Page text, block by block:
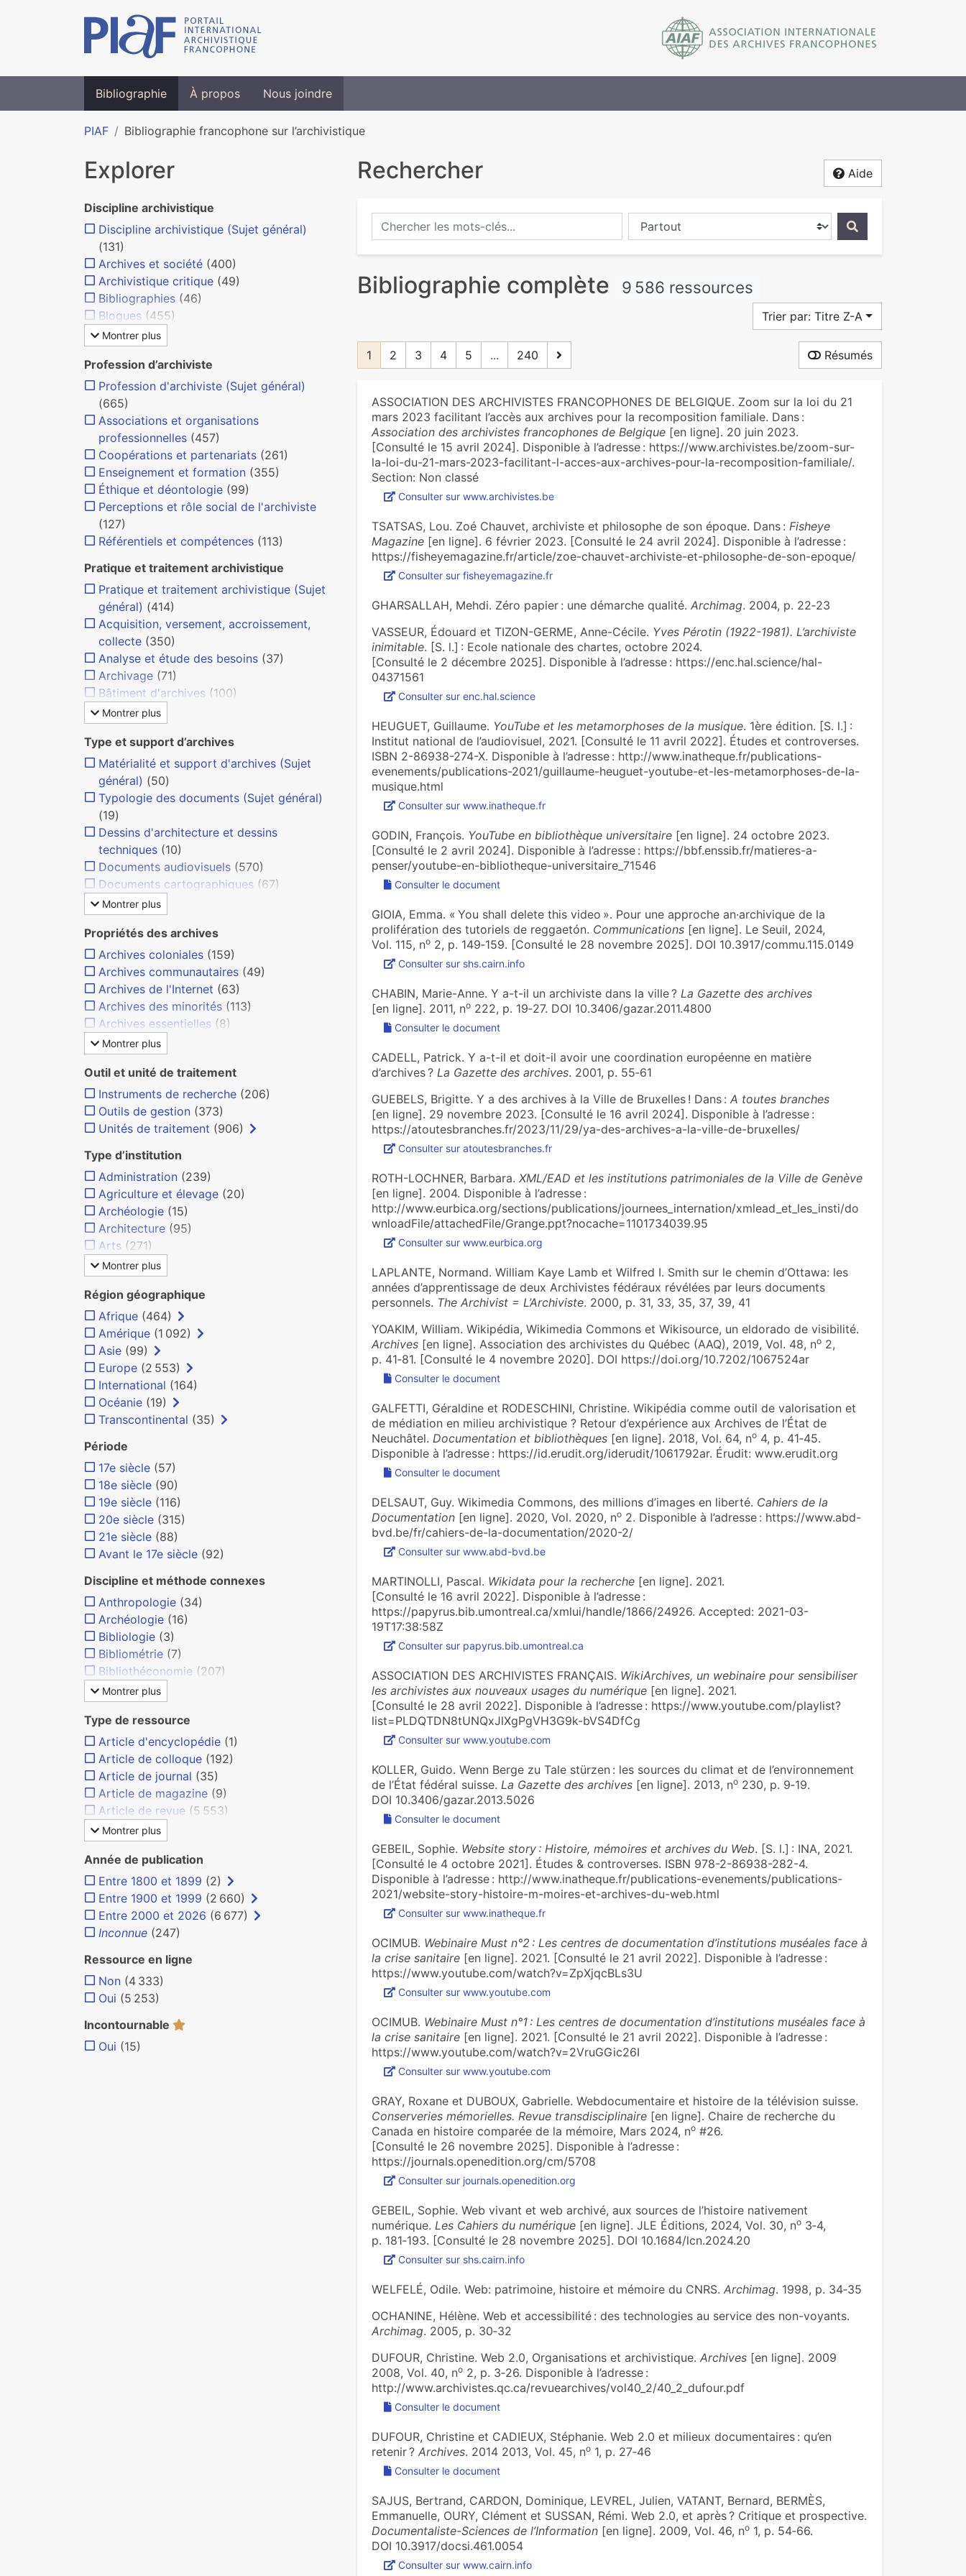
Bibliographie À propos Nous joindre
PIAF Bibliographie francophone sur l’archivistique
Rechercher Aide
Chercher les mots-clés... Chercher dans...
Bibliographie complète 9 586 ressources
Trier par: Titre Z-A
1 2 3 4 5 ... 240 Résumés
ASSOCIATION DES ARCHIVISTES FRANCOPHONES DE BELGIQUE. Zoom sur la loi du 21
mars 2023 facilitant l’accès aux archives pour la recomposition familiale. Dans :
Association des archivistes francophones de Belgique[en ligne]. 20 juin 2023.
[Consulté le 15 avril 2024]. Disponible à l’adresse : https://www.archivistes.be/zoom-sur-
la-loi-du-21-mars-2023-facilitant-l-acces-aux-archives-pour-la-recomposition-familiale/.
Section: Non classé
Consulter sur www.archivistes.be
TSATSAS, Lou. Zoé Chauvet, archiviste et philosophe de son époque. Dans : Fisheye
Magazine[en ligne]. 6 février 2023. [Consulté le 24 avril 2024]. Disponible à l’adresse :
https://fisheyemagazine.fr/article/zoe-chauvet-archiviste-et-philosophe-de-son-epoque/
Consulter sur fisheyemagazine.fr
GHARSALLAH, Mehdi. Zéro papier : une démarche qualité. Archimag. 2004, p. 22‑23
VASSEUR, Édouard et TIZON-GERME, Anne-Cécile. Yves Pérotin (1922-1981). L’archiviste
inimitable. [S. l.] : Ecole nationale des chartes, octobre 2024.
[Consulté le 2 décembre 2025]. Disponible à l’adresse : https://enc.hal.science/hal-
04371561
Consulter sur enc.hal.science
HEUGUET, Guillaume. YouTube et les metamorphoses de la musique. 1ère édition. [S. l.] :
Institut national de l’audiovisuel, 2021. [Consulté le 11 avril 2022]. Études et controverses.
ISBN 2-86938-274-X. Disponible à l’adresse : http://www.inatheque.fr/publications-
evenements/publications-2021/guillaume-heuguet-youtube-et-les-metamorphoses-de-la-
musique.html
Consulter sur www.inatheque.fr
GODIN, François. YouTube en bibliothèque universitaire[en ligne]. 24 octobre 2023.
[Consulté le 2 avril 2024]. Disponible à l’adresse : https://bbf.enssib.fr/matieres-a-
penser/youtube-en-bibliotheque-universitaire_71546
Consulter le document
GIOIA, Emma. « You shall delete this video ». Pour une approche an·archivique de la
prolifération des tutoriels de reggaetón. Communications[en ligne]. Le Seuil, 2024,
Vol. 115, no2, p. 149‑159. [Consulté le 28 novembre 2025]. DOI 10.3917/commu.115.0149
Consulter sur shs.cairn.info
CHABIN, Marie-Anne. Y a-t-il un archiviste dans la ville ? La Gazette des archives
[en ligne]. 2011, no222, p. 19‑27. DOI 10.3406/gazar.2011.4800
Consulter le document
CADELL, Patrick. Y a-t-il et doit-il avoir une coordination européenne en matière
d’archives ? La Gazette des archives. 2001, p. 55‑61
GUEBELS, Brigitte. Y a des archives à la Ville de Bruxelles ! Dans : A toutes branches
[en ligne]. 29 novembre 2023. [Consulté le 16 avril 2024]. Disponible à l’adresse :
https://atoutesbranches.fr/2023/11/29/ya-des-archives-a-la-ville-de-bruxelles/
Consulter sur atoutesbranches.fr
ROTH-LOCHNER, Barbara. XML/EAD et les institutions patrimoniales de la Ville de Genève
[en ligne]. 2004. Disponible à l’adresse :
http://www.eurbica.org/sections/publications/journees_internation/xmlead_et_les_insti/do
wnloadFile/attachedFile/Grange.ppt?nocache=1101734039.95
Consulter sur www.eurbica.org
LAPLANTE, Normand. William Kaye Lamb et Wilfred I. Smith sur le chemin d’Ottawa: les
années d’apprentissage de deux Archivistes fédéraux révélées par leurs documents
personnels. The Archivist = L’Archiviste. 2000, p. 31, 33, 35, 37, 39, 41
YOAKIM, William. Wikipédia, Wikimedia Commons et Wikisource, un eldorado de visibilité.
Archives[en ligne]. Association des archivistes du Québec (AAQ), 2019, Vol. 48, no2,
p. 41‑81. [Consulté le 4 novembre 2020]. DOI https://doi.org/10.7202/1067524ar
Consulter le document
GALFETTI, Géraldine et RODESCHINI, Christine. Wikipédia comme outil de valorisation et
de médiation en milieu archivistique ? Retour d’expérience aux Archives de l’État de
Neuchâtel. Documentation et bibliothèques[en ligne]. 2018, Vol. 64, no4, p. 41‑45.
Disponible à l’adresse : https://id.erudit.org/iderudit/1061792ar. Érudit: www.erudit.org
Consulter le document
DELSAUT, Guy. Wikimedia Commons, des millions d’images en liberté. Cahiers de la
Documentation[en ligne]. 2020, Vol. 2020, no2. Disponible à l’adresse : https://www.abd-
bvd.be/fr/cahiers-de-la-documentation/2020-2/
Consulter sur www.abd-bvd.be
MARTINOLLI, Pascal. Wikidata pour la recherche[en ligne]. 2021.
[Consulté le 16 avril 2022]. Disponible à l’adresse :
https://papyrus.bib.umontreal.ca/xmlui/handle/1866/24926. Accepted: 2021-03-
19T17:38:58Z
Consulter sur papyrus.bib.umontreal.ca
ASSOCIATION DES ARCHIVISTES FRANÇAIS. WikiArchives, un webi­naire pour sen­si­bi­li­ser
les archi­vis­tes aux nou­veaux usages du numé­ri­que[en ligne]. 2021.
[Consulté le 28 avril 2022]. Disponible à l’adresse : https://www.youtube.com/playlist?
list=PLDQTDN8tUNQxJlXgPgVH3G9k-bVS4DfCg
Consulter sur www.youtube.com
KOLLER, Guido. Wenn Berge zu Tale stürzen : les sources du climat et de l’environnement
de l’État fédéral suisse. La Gazette des archives[en ligne]. 2013, no230, p. 9‑19.
DOI 10.3406/gazar.2013.5026
Consulter le document
GEBEIL, Sophie. Website story : Histoire, mémoires et archives du Web. [S. l.] : INA, 2021.
[Consulté le 4 octobre 2021]. Études & controverses. ISBN 978-2-86938-282-4.
Disponible à l’adresse : http://www.inatheque.fr/publications-evenements/publications-
2021/website-story-histoire-m-moires-et-archives-du-web.html
Consulter sur www.inatheque.fr
OCIMUB. Webinaire Must n°2 : Les centres de documentation d’institutions muséales face à
la crise sanitaire[en ligne]. 2021. [Consulté le 21 avril 2022]. Disponible à l’adresse :
https://www.youtube.com/watch?v=ZpXjqcBLs3U
Consulter sur www.youtube.com
OCIMUB. Webinaire Must n°1 : Les centres de documentation d’institutions muséales face à
la crise sanitaire[en ligne]. 2021. [Consulté le 21 avril 2022]. Disponible à l’adresse :
https://www.youtube.com/watch?v=2VruGGic26I
Consulter sur www.youtube.com
GRAY, Roxane et DUBOUX, Gabrielle. Webdocumentaire et histoire de la télévision suisse.
Conserveries mémorielles. Revue transdisciplinaire[en ligne]. Chaire de recherche du
Canada en histoire comparée de la mémoire, Mars 2024, no#26.
[Consulté le 26 novembre 2025]. Disponible à l’adresse :
https://journals.openedition.org/cm/5708
Consulter sur journals.openedition.org
GEBEIL, Sophie. Web vivant et web archivé, aux sources de l’histoire nativement
numérique. Les Cahiers du numérique[en ligne]. JLE Éditions, 2024, Vol. 30, no3‑4,
p. 181‑193. [Consulté le 28 novembre 2025]. DOI 10.1684/lcn.2024.20
Consulter sur shs.cairn.info
WELFELÉ, Odile. Web: patrimoine, histoire et mémoire du CNRS. Archimag. 1998, p. 34‑35
OCHANINE, Hélène. Web et accessibilité : des technologies au service des non-voyants.
Archimag. 2005, p. 30‑32
DUFOUR, Christine. Web 2.0, Organisations et archivistique. Archives[en ligne]. 2009
2008, Vol. 40, no2, p. 3‑26. Disponible à l’adresse :
http://www.archivistes.qc.ca/revuearchives/vol40_2/40_2_dufour.pdf
Consulter le document
DUFOUR, Christine et CADIEUX, Stéphanie. Web 2.0 et milieux documentaires : qu’en
retenir ? Archives. 2014 2013, Vol. 45, no1, p. 27‑46
Consulter le document
SAJUS, Bertrand, CARDON, Dominique, LEVREL, Julien, VATANT, Bernard, BERMÈS,
Emmanuelle, OURY, Clément et SUSSAN, Rémi. Web 2.0, et après ? Critique et prospective.
Documentaliste-Sciences de l’Information[en ligne]. 2009, Vol. 46, no1, p. 54‑66.
DOI 10.3917/docsi.461.0054
Consulter sur www.cairn.info
Explorer
Discipline archivistique
Discipline archivistique (Sujet général)
(131)
Archives et société (400)
Archivistique critique (49)
Bibliographies (46)
Blogues (455)
Montrer plus
Profession d’archiviste
Profession d'archiviste (Sujet général)
(665)
Associations et organisations
professionnelles (457)
Coopérations et partenariats (261)
Enseignement et formation (355)
Éthique et déontologie (99)
Perceptions et rôle social de l'archiviste
(127)
Référentiels et compétences (113)
Pratique et traitement archivistique
Pratique et traitement archivistique (Sujet
général) (414)
Acquisition, versement, accroissement,
collecte (350)
Analyse et étude des besoins (37)
Archivage (71)
Bâtiment d'archives (100)
Montrer plus
Type et support d’archives
Matérialité et support d'archives (Sujet
général) (50)
Typologie des documents (Sujet général)
(19)
Dessins d'architecture et dessins
techniques (10)
Documents audiovisuels (570)
Documents cartographiques (67)
Montrer plus
Propriétés des archives
Archives coloniales (159)
Archives communautaires (49)
Archives de l'Internet (63)
Archives des minorités (113)
Archives essentielles (8)
Montrer plus
Outil et unité de traitement
Instruments de recherche (206)
Outils de gestion (373)
Unités de traitement (906)
Type d’institution
Administration (239)
Agriculture et élevage (20)
Archéologie (15)
Architecture (95)
Arts (271)
Montrer plus
Région géographique
Afrique (464)
Amérique (1 092)
Asie (99)
Europe (2 553)
International (164)
Océanie (19)
Transcontinental (35)
Période
17e siècle (57)
18e siècle (90)
19e siècle (116)
20e siècle (315)
21e siècle (88)
Avant le 17e siècle (92)
Discipline et méthode connexes
Anthropologie (34)
Archéologie (16)
Bibliologie (3)
Bibliométrie (7)
Bibliothéconomie (207)
Montrer plus
Type de ressource
Article d'encyclopédie (1)
Article de colloque (192)
Article de journal (35)
Article de magazine (9)
Article de revue (5 553)
Montrer plus
Année de publication
Entre 1800 et 1899 (2)
Entre 1900 et 1999 (2 660)
Entre 2000 et 2026 (6 677)
Inconnue (247)
Ressource en ligne
Non (4 333)
Oui (5 253)
Incontournable
Oui (15)